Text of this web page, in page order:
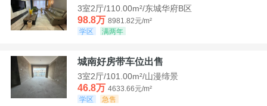
3室2厅/110.00m²/东城华府B区
98.8万 8981.82元/m²
学区
满两年
城南好房带车位出售
3室2厅/101.00m²/山漫缔景
46.8万 4633.66元/m²
学区
急售